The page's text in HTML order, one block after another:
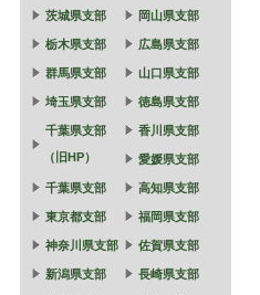
茨城県支部
栃木県支部
群馬県支部
埼玉県支部
千葉県支部
（旧HP）
千葉県支部
東京都支部
神奈川県支部
新潟県支部
岡山県支部
広島県支部
山口県支部
徳島県支部
香川県支部
愛媛県支部
高知県支部
福岡県支部
佐賀県支部
長崎県支部